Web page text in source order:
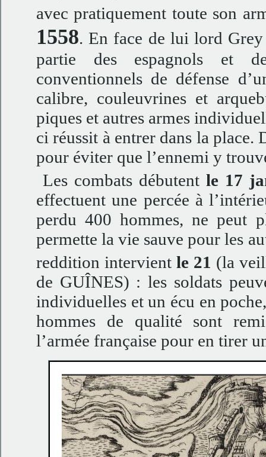
avec pratiquement toute son
1558. En face de lui lord Grey
partie des espagnols et
conventionnels de défense
calibre, couleuvrines et
piques et autres armes
ci réussit à entrer dans la place.
pour éviter que l’ennemi y
Les combats débutent le 17
effectuent une percée à
perdu 400 hommes, ne peut
permette la vie sauve pour les
reddition intervient le 21 (la
de GUÎNES) : les soldats
individuelles et un écu en
hommes de qualité sont
l’armée française pour en tirer